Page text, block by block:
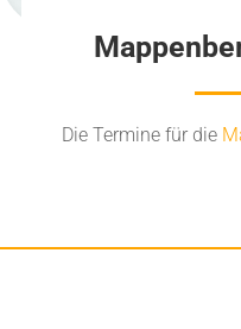
Die Termine für die